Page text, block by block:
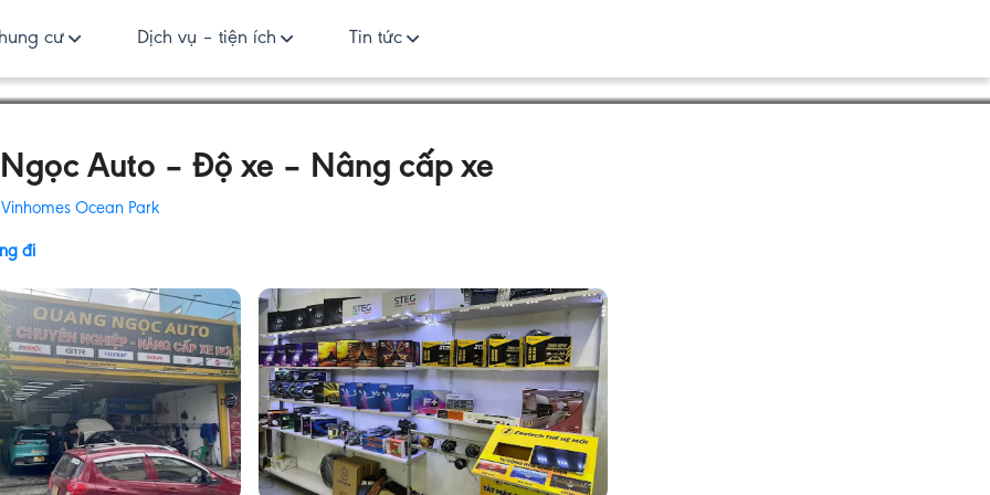
cư Dịch vụ – tiện ích Tin tức
Auto – Độ xe – Nâng cấp xe
Vinhomes Ocean Park
đi